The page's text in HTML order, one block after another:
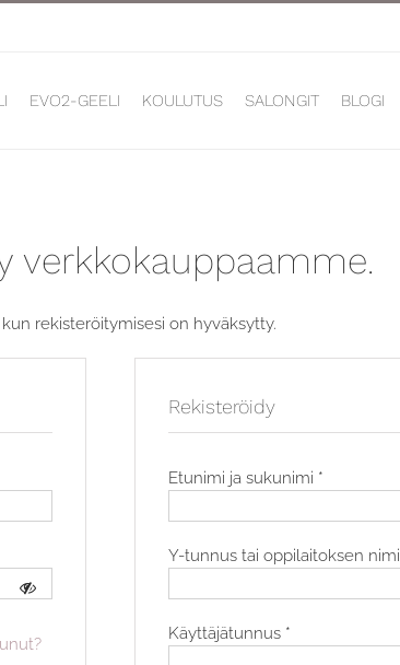
EVO2-GEELI KOULUTUS SALONGIT BLOGI
verkkokauppaamme.
rekisteröitymisesi on hyväksytty.
Rekisteröidy
Etunimi ja sukunimi *
Y-tunnus tai oppilaitoksen nimi
Käyttäjätunnus *